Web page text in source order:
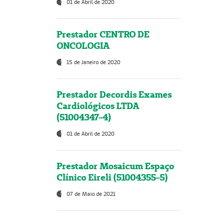
01 de Abril de 2020
Prestador CENTRO DE
ONCOLOGIA
15 de Janeiro de 2020
Prestador Decordis Exames
Cardiológicos LTDA
(51004347-4)
01 de Abril de 2020
Prestador Mosaicum Espaço
Clínico Eireli (51004355-5)
07 de Maio de 2021